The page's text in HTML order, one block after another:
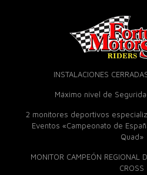
INSTALACIONES
Máximo nivel de
2 monitores deportivos
Eventos «Campeonato de
Quad»
MONITOR CAMPEÓN REGIONAL
CROSS